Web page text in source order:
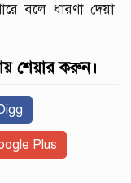
বলে ধারণা দেয়া
শেয়ার করুন।
Plus